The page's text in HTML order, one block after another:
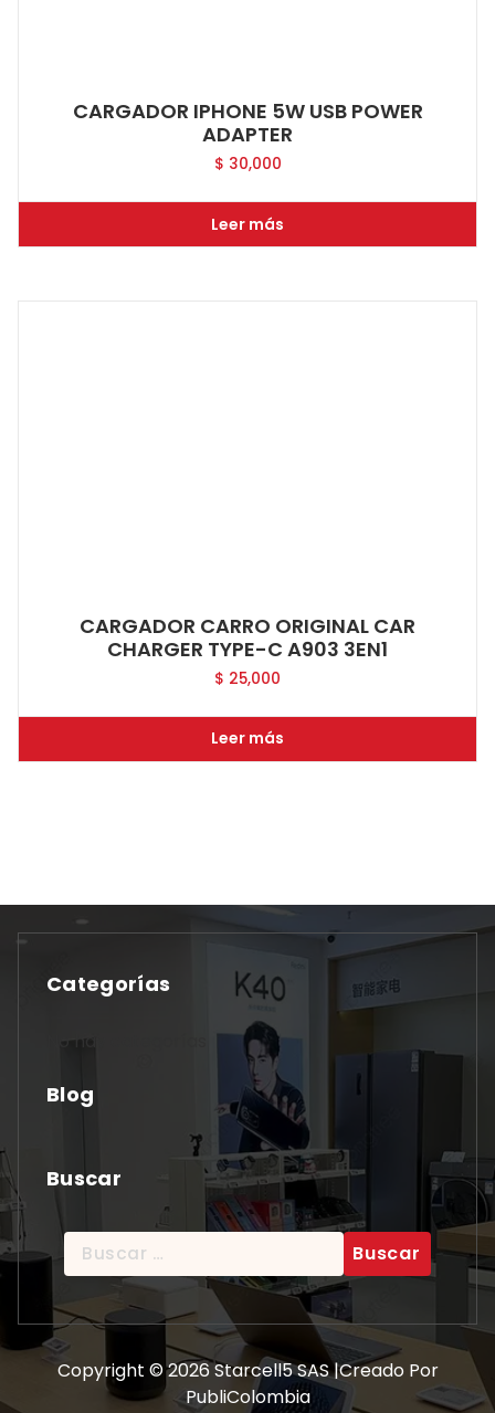
CARGADOR IPHONE 5W USB POWER
ADAPTER
$ 30,000
Leer más
CARGADOR CARRO ORIGINAL CAR
CHARGER TYPE-C A903 3EN1
$ 25,000
Leer más
Categorías
No hay categorías
Blog
Buscar
Buscar:
Copyright © 2026 Starcell5 SAS |Creado Por
PubliColombia